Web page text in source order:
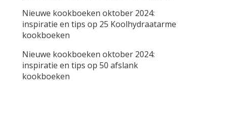
Nieuwe kookboeken oktober 2024:
inspiratie en tips op 25 Koolhydraatarme
kookboeken
Nieuwe kookboeken oktober 2024:
inspiratie en tips op 50 afslank
kookboeken